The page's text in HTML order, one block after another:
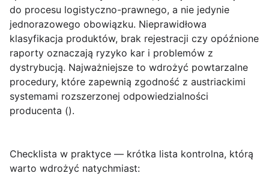
do procesu logistyczno-prawnego, a nie jedynie
jednorazowego obowiązku. Nieprawidłowa
klasyfikacja produktów, brak rejestracji czy opóźnione
raporty oznaczają ryzyko kar i problemów z
dystrybucją. Najważniejsze to wdrożyć powtarzalne
procedury, które zapewnią zgodność z austriackimi
systemami rozszerzonej odpowiedzialności
producenta ().
Checklista w praktyce — krótka lista kontrolna, którą
warto wdrożyć natychmiast: